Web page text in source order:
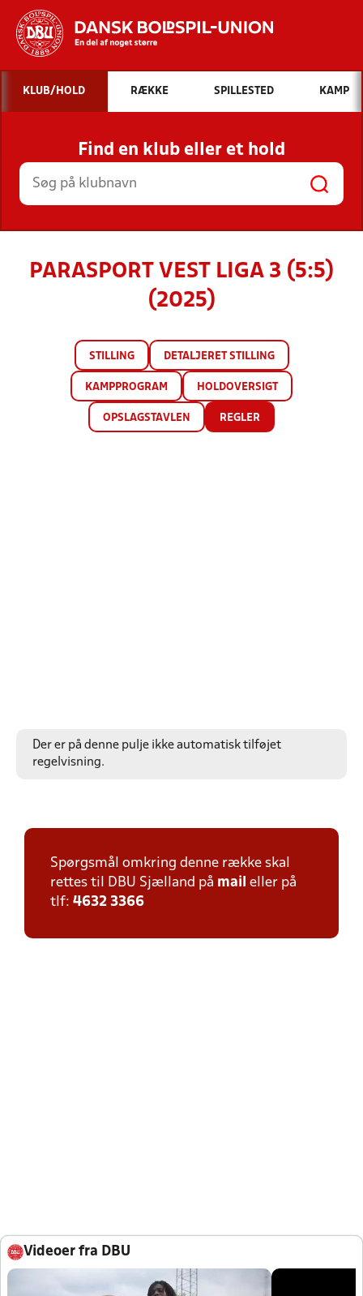
Hvad vil du søge efter?
INDHOLD OG NYHEDER
STILLINGER, RESULTATER, KLUBBER OG
HOLD
KLUB/HOLD RÆKKE SPILLESTED KAMP
Find en klub eller et hold
PARASPORT VEST LIGA 3 (5:5)
(2025)
STILLING DETALJERET STILLING
KAMPPROGRAM HOLDOVERSIGT
OPSLAGSTAVLEN REGLER
Der er på denne pulje ikke automatisk tilføjet
regelvisning.
Spørgsmål omkring denne række skal
rettes til DBU Sjælland på mail eller på
tlf: 4632 3366
Videoer fra DBU